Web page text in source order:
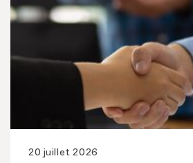
20 juillet 2026